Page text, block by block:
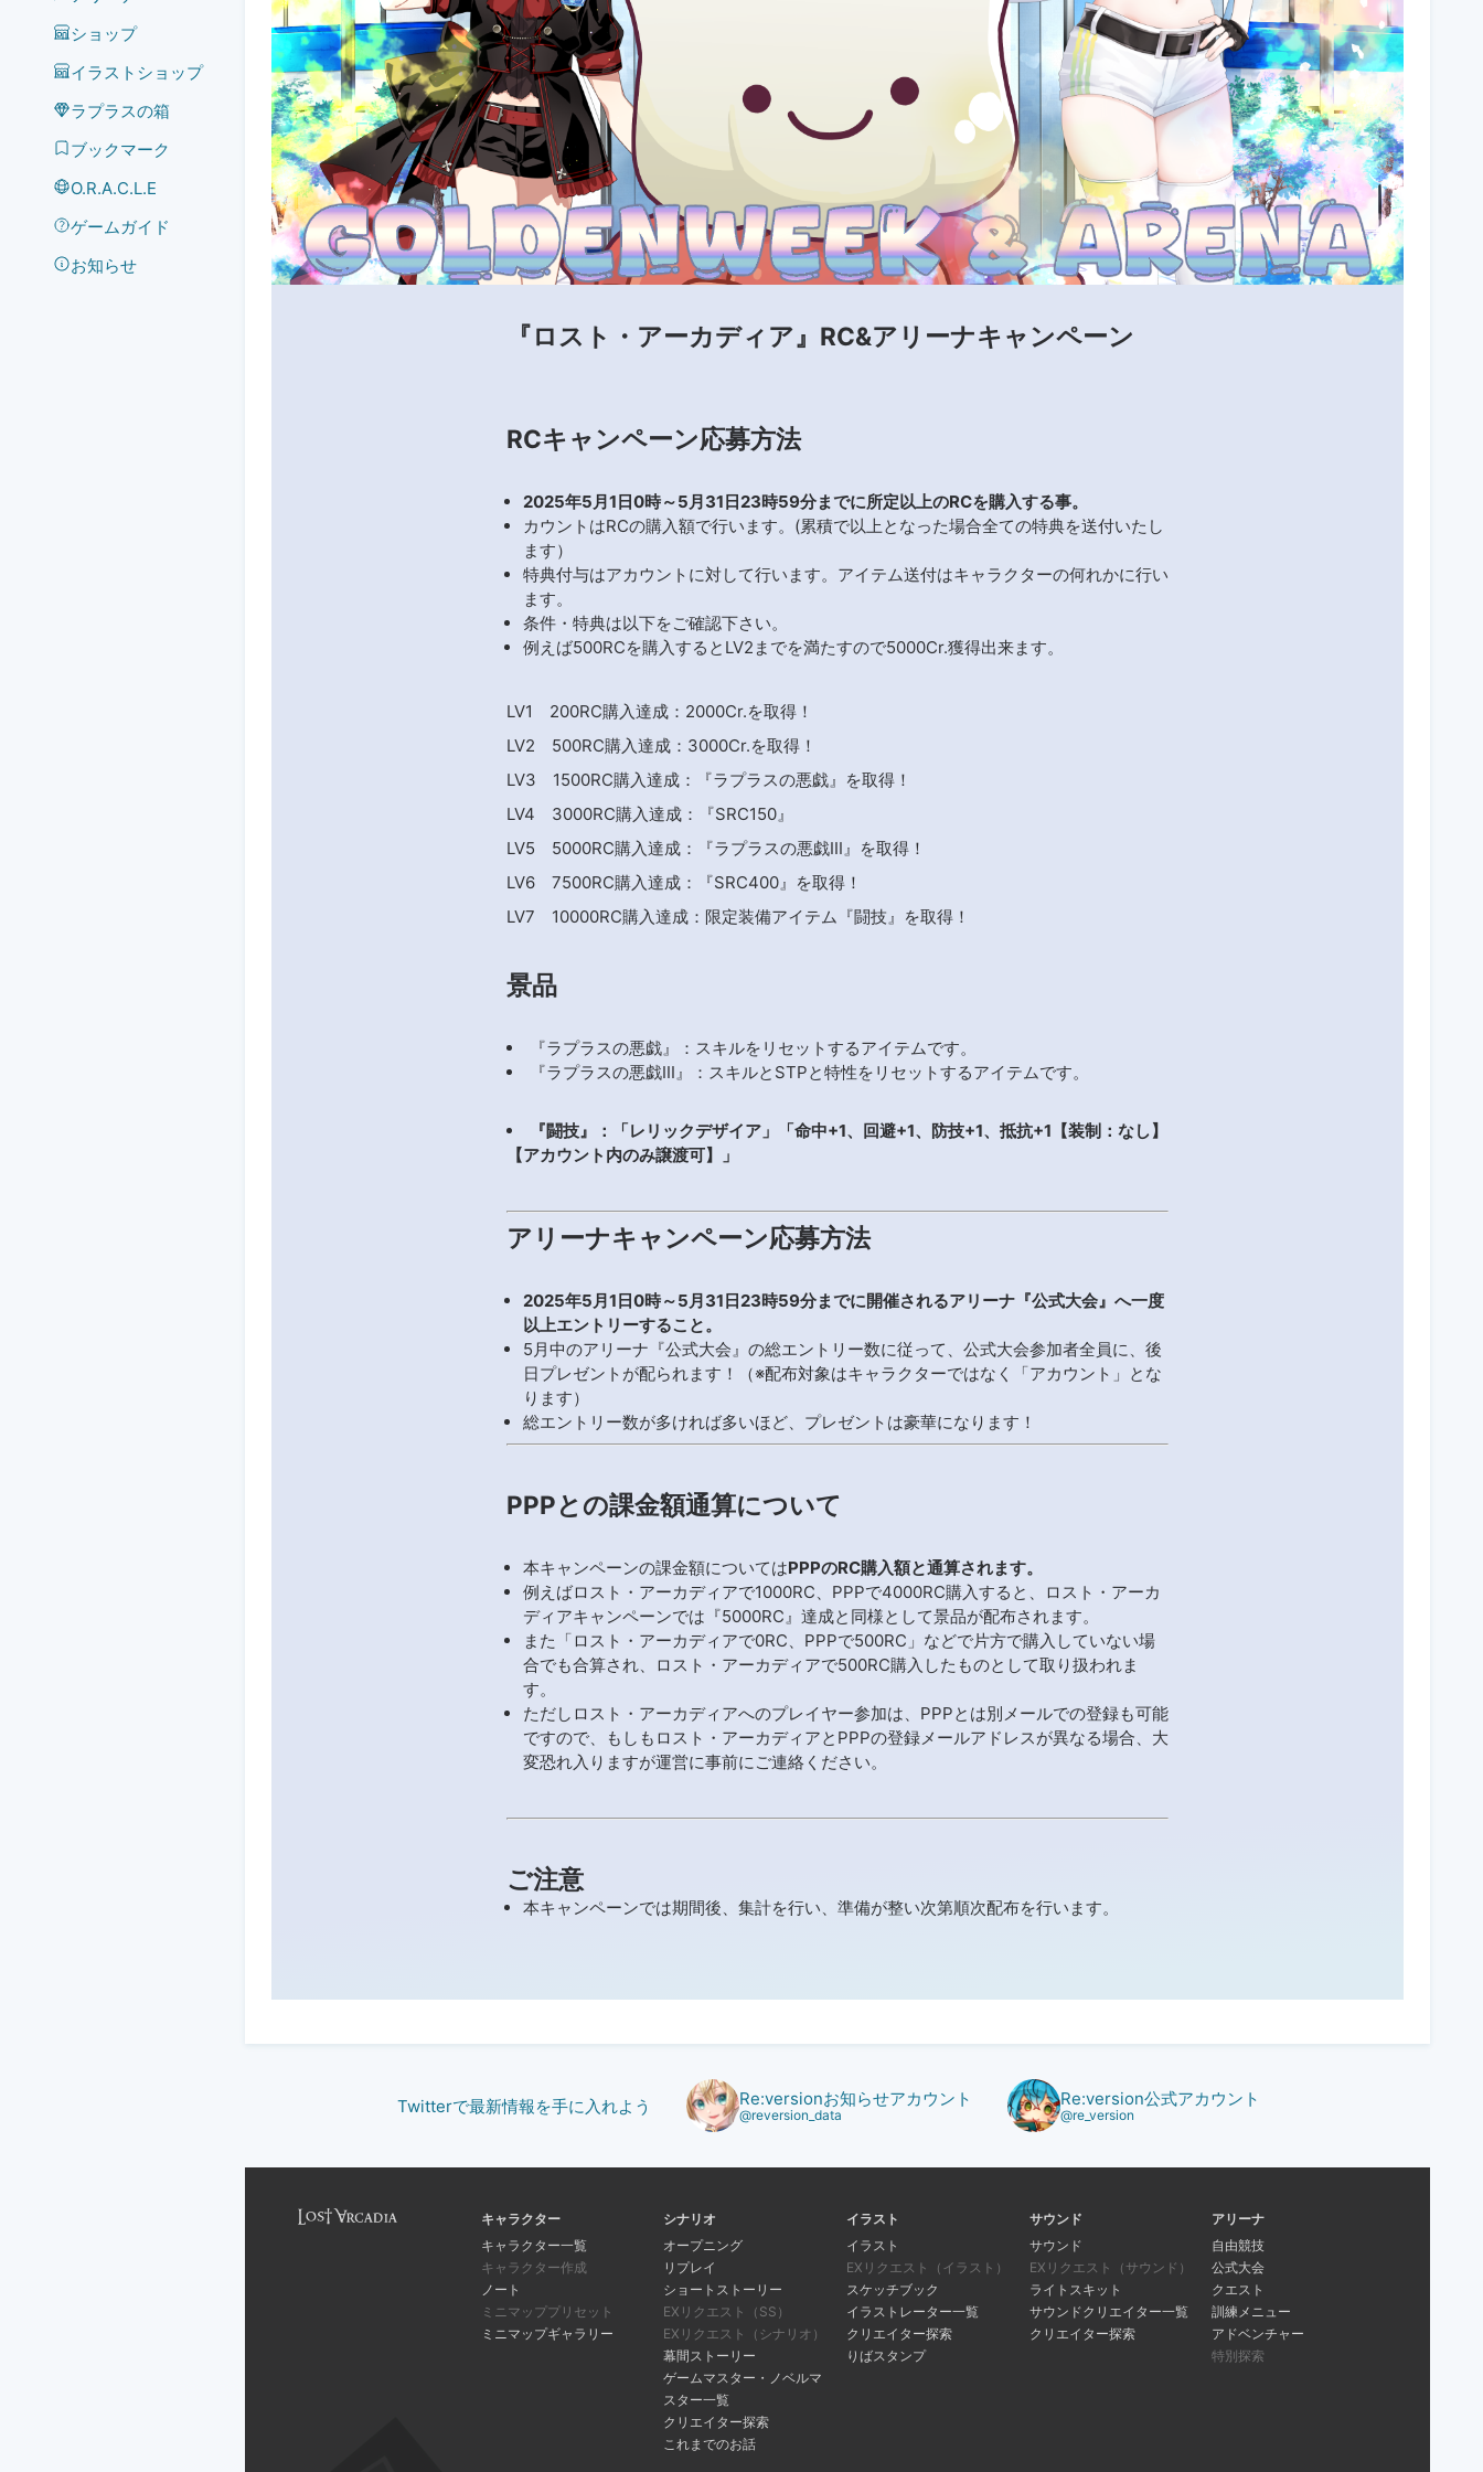
ショップ
イラストショップ
ラプラスの箱
ブックマーク
O.R.A.C.L.E
ゲームガイド
お知らせ
『ロスト・アーカディア』RC&アリーナキャンペーン
RCキャンペーン応募方法
2025年5月1日0時～5月31日23時59分までに所定以上のRCを購入する事。
カウントはRCの購入額で行います。(累積で以上となった場合全ての特典を送付いたし
ます）
特典付与はアカウントに対して行います。アイテム送付はキャラクターの何れかに行い
ます。
条件・特典は以下をご確認下さい。
例えば500RCを購入するとLV2までを満たすので5000Cr.獲得出来ます。
LV1 200RC購入達成：2000Cr.を取得！
LV2 500RC購入達成：3000Cr.を取得！
LV3 1500RC購入達成：『ラプラスの悪戯』を取得！
LV4 3000RC購入達成：『SRC150』
LV5 5000RC購入達成：『ラプラスの悪戯III』を取得！
LV6 7500RC購入達成：『SRC400』を取得！
LV7 10000RC購入達成：限定装備アイテム『闘技』を取得！
景品
『ラプラスの悪戯』：スキルをリセットするアイテムです。
『ラプラスの悪戯III』：スキルとSTPと特性をリセットするアイテムです。
『闘技』：「レリックデザイア」「命中+1、回避+1、防技+1、抵抗+1【装制：なし】
【アカウント内のみ譲渡可】」
アリーナキャンペーン応募方法
2025年5月1日0時～5月31日23時59分までに開催されるアリーナ『公式大会』へ一度
以上エントリーすること。
5月中のアリーナ『公式大会』の総エントリー数に従って、公式大会参加者全員に、後
日プレゼントが配られます！（※配布対象はキャラクターではなく「アカウント」とな
ります）
総エントリー数が多ければ多いほど、プレゼントは豪華になります！
PPPとの課金額通算について
本キャンペーンの課金額についてはPPPのRC購入額と通算されます。
例えばロスト・アーカディアで1000RC、PPPで4000RC購入すると、ロスト・アーカ
ディアキャンペーンでは『5000RC』達成と同様として景品が配布されます。
また「ロスト・アーカディアで0RC、PPPで500RC」などで片方で購入していない場
合でも合算され、ロスト・アーカディアで500RC購入したものとして取り扱われま
す。
ただしロスト・アーカディアへのプレイヤー参加は、PPPとは別メールでの登録も可能
ですので、もしもロスト・アーカディアとPPPの登録メールアドレスが異なる場合、大
変恐れ入りますが運営に事前にご連絡ください。
ご注意
本キャンペーンでは期間後、集計を行い、準備が整い次第順次配布を行います。
Twitterで最新情報を手に入れよう Re:versionお知らせアカウント
@reversion_data
Re:version公式アカウント
@re_version
キャラクター
キャラクター一覧
キャラクター作成
ノート
ミニマッププリセット
ミニマップギャラリー
シナリオ
オープニング
リプレイ
ショートストーリー
EXリクエスト（SS）
EXリクエスト（シナリオ）
幕間ストーリー
ゲームマスター・ノベルマ
スター一覧
クリエイター探索
これまでのお話
イラスト
イラスト
EXリクエスト（イラスト）
スケッチブック
イラストレーター一覧
クリエイター探索
りばスタンプ
サウンド
サウンド
EXリクエスト（サウンド）
ライトスキット
サウンドクリエイター一覧
クリエイター探索
アリーナ
自由競技
公式大会
クエスト
訓練メニュー
アドベンチャー
特別探索